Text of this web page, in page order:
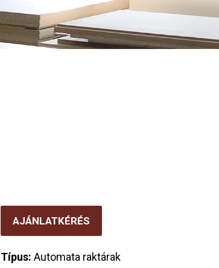
AJÁNLATKÉRÉS
Típus: Automata raktárak